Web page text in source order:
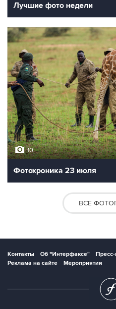
Лучшие фото недели
10
Фотохроника 23 июля
ВСЕ
Контакты Об "Интерфаксе" Пресс-
Реклама на сайте
Мероприятия